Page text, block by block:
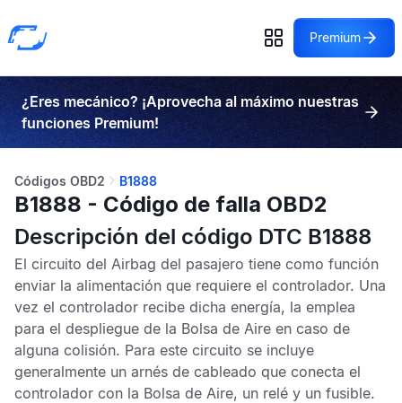
Premium
¿Eres mecánico? ¡Aprovecha al máximo nuestras
funciones Premium!
Códigos OBD2 B1888
B1888 - Código de falla OBD2
Descripción del código DTC B1888
El circuito del Airbag del pasajero tiene como función
enviar la alimentación que requiere el controlador. Una
vez el controlador recibe dicha energía, la emplea
para el despliegue de la Bolsa de Aire en caso de
alguna colisión. Para este circuito se incluye
generalmente un arnés de cableado que conecta el
controlador con la Bolsa de Aire, un relé y un fusible.